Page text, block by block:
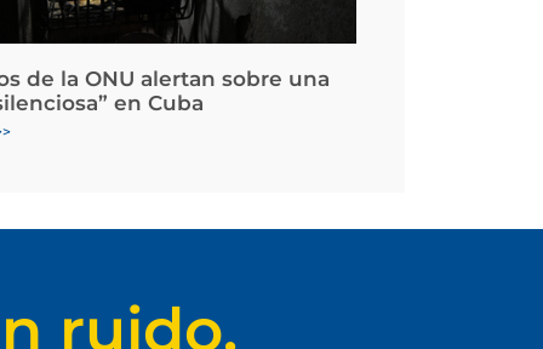
de la ONU alertan sobre una
en Cuba
ruido.